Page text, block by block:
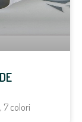
7 colori